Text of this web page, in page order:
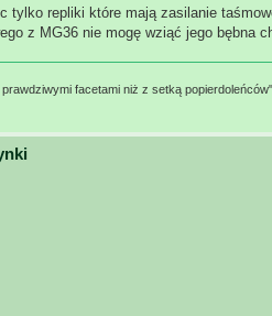
tylko repliki które mają zasilanie
z MG36 nie mogę wziąć jego bębna
facetami niż z setką